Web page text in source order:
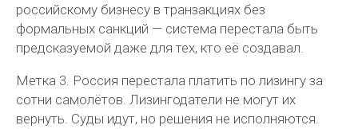
российскому бизнесу в транзакциях без
формальных санкций — система перестала быть
предсказуемой даже для тех, кто её создавал.
Метка 3. Россия перестала платить по лизингу за
сотни самолётов. Лизингодатели не могут их
вернуть. Суды идут, но решения не исполняются.